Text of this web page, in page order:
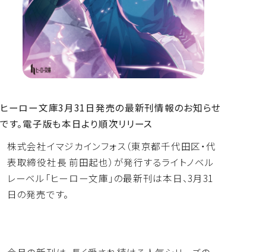
ヒーロー文庫3月31日発売の最新刊情報のお知らせ
です。電子版も本日より順次リリース
株式会社イマジカインフォス（東京都千代田区・代
表取締役社長 前田起也）が発行するライトノベル
レーベル「ヒーロー文庫」 の最新刊は本日、3月31
日の発売です。